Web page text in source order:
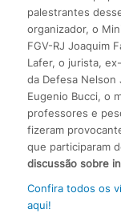
palestrantes
organizador, o
FGV-RJ Joaquim
Lafer, o jurista,
da Defesa Nelson
Eugenio Bucci, o
professores e
fizeram
que participaram
discussão sobre
Confira todos os
aqui!